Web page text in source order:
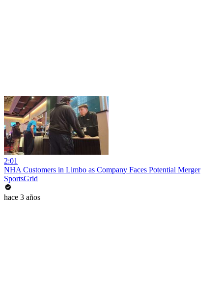
2:01
NHA Customers in Limbo as Company Faces Potential Merger
SportsGrid
hace 3 años